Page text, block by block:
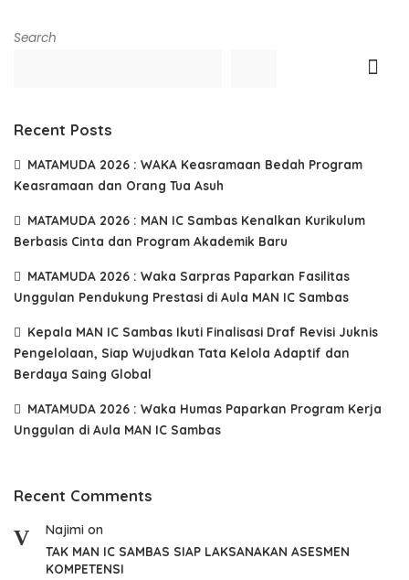
Search
Recent Posts
MATAMUDA 2026 : WAKA Keasramaan Bedah Program
Keasramaan dan Orang Tua Asuh
MATAMUDA 2026 : MAN IC Sambas Kenalkan Kurikulum
Berbasis Cinta dan Program Akademik Baru
MATAMUDA 2026 : Waka Sarpras Paparkan Fasilitas
Unggulan Pendukung Prestasi di Aula MAN IC Sambas
Kepala MAN IC Sambas Ikuti Finalisasi Draf Revisi Juknis
Pengelolaan, Siap Wujudkan Tata Kelola Adaptif dan
Berdaya Saing Global
MATAMUDA 2026 : Waka Humas Paparkan Program Kerja
Unggulan di Aula MAN IC Sambas
Recent Comments
Najimi on
TAK MAN IC SAMBAS SIAP LAKSANAKAN ASESMEN
KOMPETENSI